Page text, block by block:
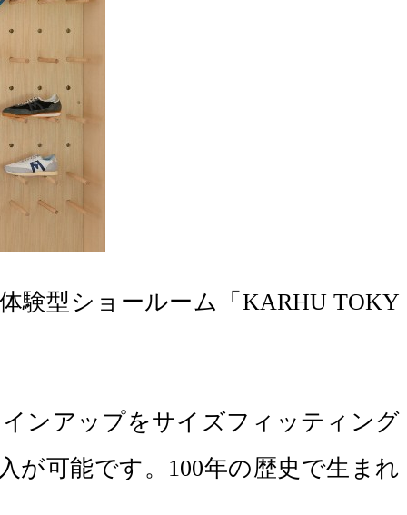
験型ショールーム「KARHU TOKY
ンアップをサイズフィッティング
が可能です。100年の歴史で生まれ